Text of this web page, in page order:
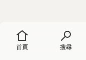
首頁 搜尋